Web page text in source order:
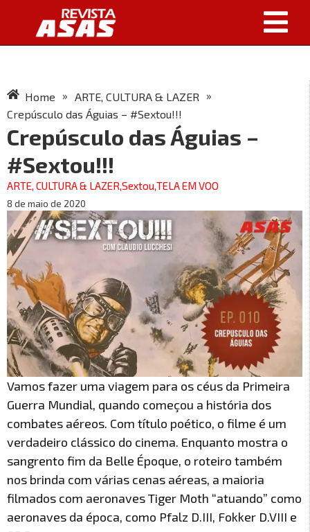
Home » ARTE, CULTURA & LAZER
»
Crepúsculo das Águias – #Sextou!!!
Crepúsculo das Águias –
#Sextou!!!
ARTE, CULTURA & LAZER,Sextou,TELA EM VOO
8 de maio de 2020
Vamos fazer uma viagem para os céus da Primeira
Guerra Mundial, quando começou a história dos
combates aéreos. Com título poético, o filme é um
verdadeiro clássico do cinema. Enquanto mostra o
sangrento fim da Belle Époque, o roteiro também
nos brinda com várias cenas aéreas, a maioria
filmados com aeronaves Tiger Moth “atuando” como
aeronaves da época, como Pfalz D.III, Fokker D.VIII e